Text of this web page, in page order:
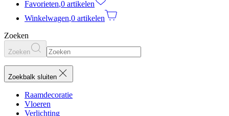
Favorieten,0 artikelen
Winkelwagen,0 artikelen
Zoeken
Zoeken
Zoekbalk sluiten
Raamdecoratie
Vloeren
Verlichting